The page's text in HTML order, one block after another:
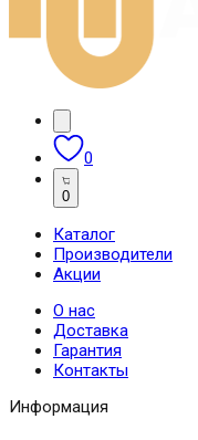
0
0
Каталог
Производители
Акции
О нас
Доставка
Гарантия
Контакты
Информация